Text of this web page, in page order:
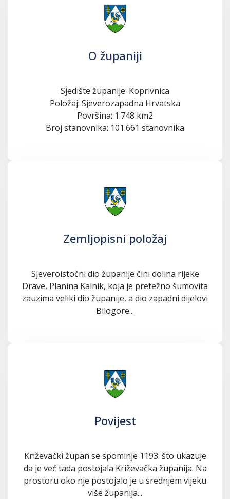
O županiji
Sjedište županije: Koprivnica
Položaj: Sjeverozapadna Hrvatska
Površina: 1.748 km2
Broj stanovnika: 101.661 stanovnika
Zemljopisni položaj
Sjeveroistočni dio županije čini dolina rijeke
Drave, Planina Kalnik, koja je pretežno šumovita
zauzima veliki dio županije, a dio zapadni dijelovi
Bilogore...
Povijest
Križevački župan se spominje 1193. što ukazuje
da je već tada postojala Križevačka županija. Na
prostoru oko nje postojalo je u srednjem vijeku
više županija...